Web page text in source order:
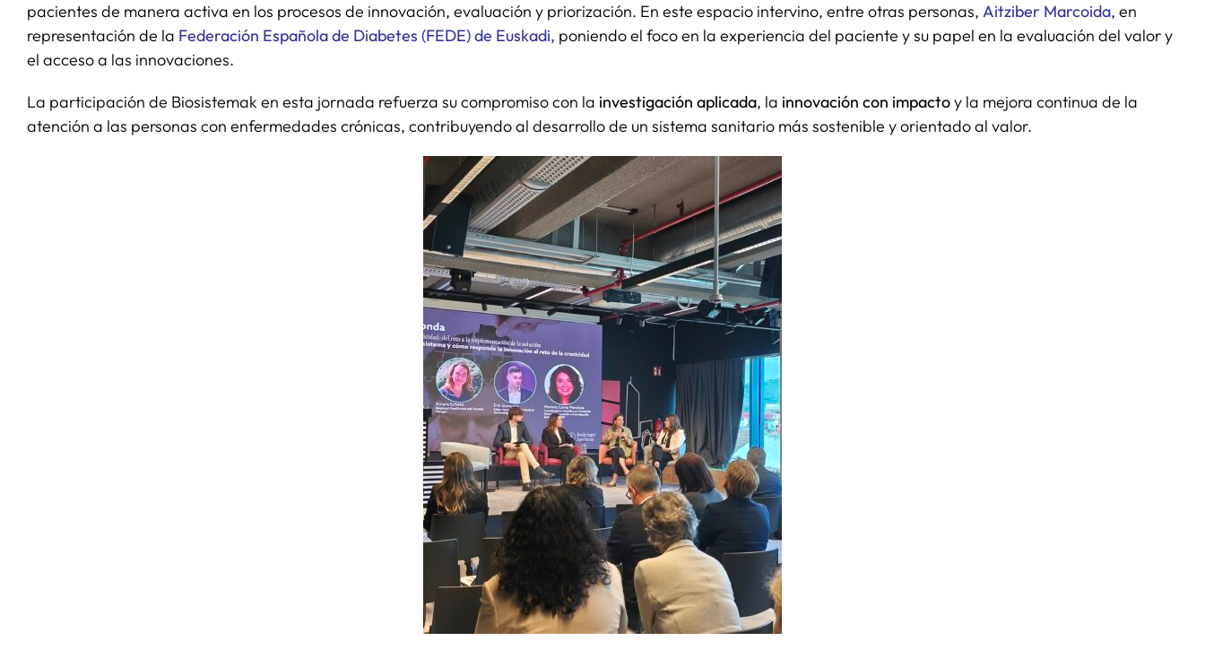
pacientes de manera activa en los procesos de innovación, evaluación y priorización. En este espacio intervino, entre otras personas, Aitziber Marcoida, en
representación de la Federación Española de Diabetes (FEDE) de Euskadi, poniendo el foco en la experiencia del paciente y su papel en la evaluación del valor y
el acceso a las innovaciones.
La participación de Biosistemak en esta jornada refuerza su compromiso con la investigación aplicada, la innovación con impactoy la mejora continua de la
atención a las personas con enfermedades crónicas, contribuyendo al desarrollo de un sistema sanitario más sostenible y orientado al valor.